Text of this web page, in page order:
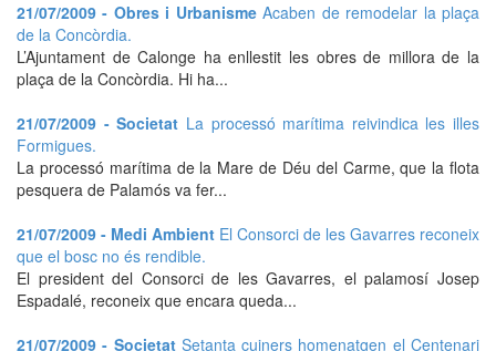
21/07/2009 - Obres i UrbanismeAcaben de remodelar la plaça
de la Concòrdia.
L’Ajuntament de Calonge ha enllestit les obres de millora de la
plaça de la Concòrdia. Hi ha...
21/07/2009 - Societat La processó marítima reivindica les illes
Formigues.
La processó marítima de la Mare de Déu del Carme, que la flota
pesquera de Palamós va fer...
21/07/2009 - Medi Ambient El Consorci de les Gavarres reconeix
que el bosc no és rendible.
El president del Consorci de les Gavarres, el palamosí Josep
Espadalé, reconeix que encara queda...
21/07/2009 - Societat Setanta cuiners homenatgen el Centenari